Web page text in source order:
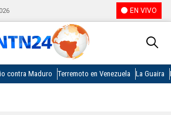
EN VIVO
contra Maduro Terremoto en Venezuela La Guaira